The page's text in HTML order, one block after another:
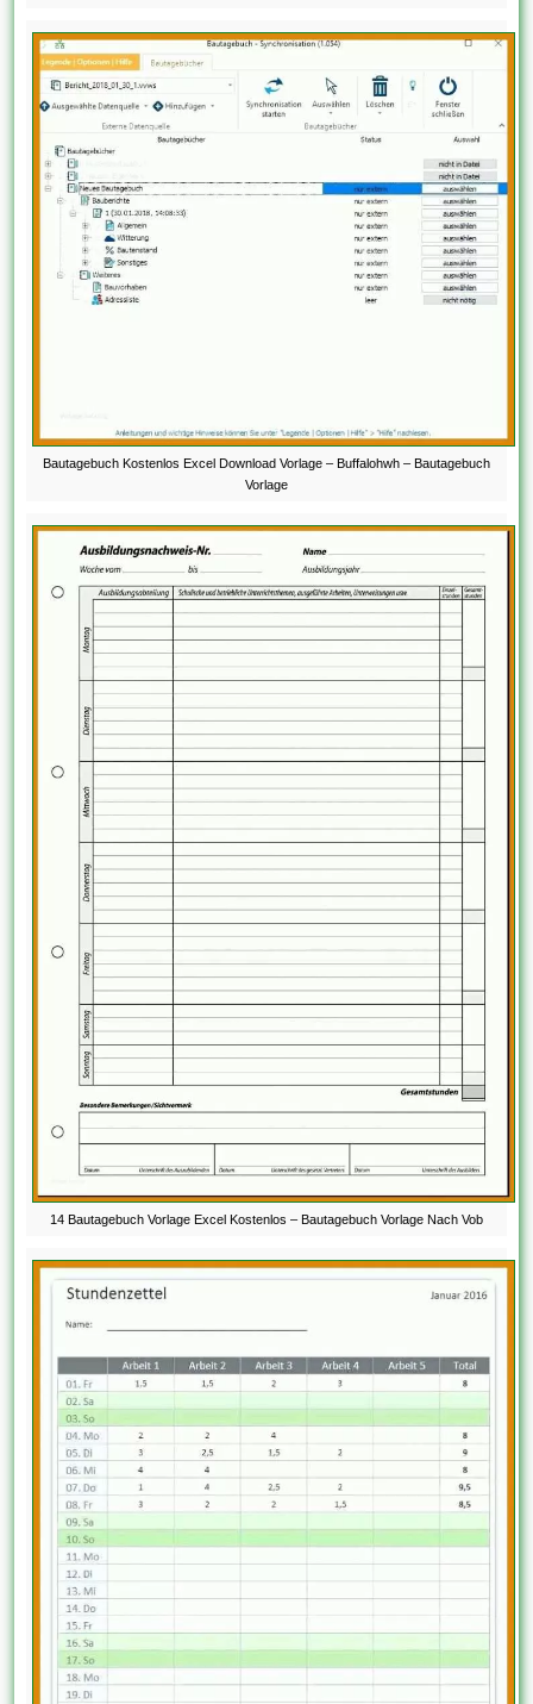
Bautagebuch Kostenlos Excel Download Vorlage – Buffalohwh – Bautagebuch
Vorlage
14 Bautagebuch Vorlage Excel Kostenlos – Bautagebuch Vorlage Nach Vob